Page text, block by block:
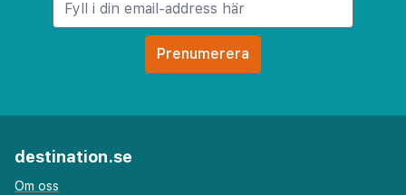
destination.se
Om oss